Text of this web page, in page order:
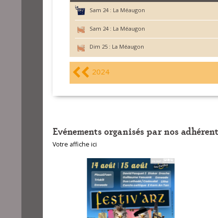
Sam 24 : La Méaugon
Sam 24 : La Méaugon
Dim 25 : La Méaugon
2024
Evénements organisés par nos
Votre affiche ici